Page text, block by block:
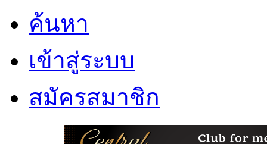
ค้นหา
เข้าสู่ระบบ
สมัครสมาชิก